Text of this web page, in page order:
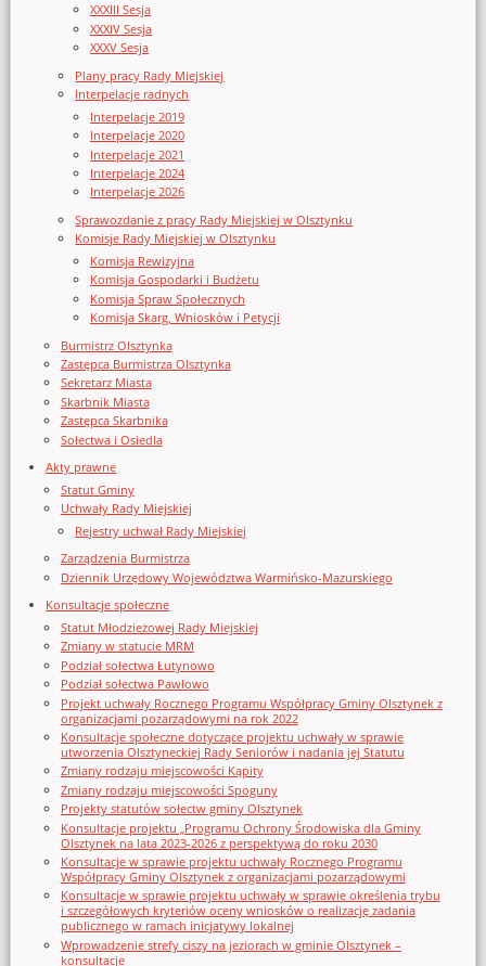
XXXIII Sesja
XXXIV Sesja
XXXV Sesja
Plany pracy Rady Miejskiej
Interpelacje radnych
Interpelacje 2019
Interpelacje 2020
Interpelacje 2021
Interpelacje 2024
Interpelacje 2026
Sprawozdanie z pracy Rady Miejskiej w Olsztynku
Komisje Rady Miejskiej w Olsztynku
Komisja Rewizyjna
Komisja Gospodarki i Budżetu
Komisja Spraw Społecznych
Komisja Skarg, Wniosków i Petycji
Burmistrz Olsztynka
Zastępca Burmistrza Olsztynka
Sekretarz Miasta
Skarbnik Miasta
Zastępca Skarbnika
Sołectwa i Osiedla
Akty prawne
Statut Gminy
Uchwały Rady Miejskiej
Rejestry uchwał Rady Miejskiej
Zarządzenia Burmistrza
Dziennik Urzędowy Województwa Warmińsko-Mazurskiego
Konsultacje społeczne
Statut Młodzieżowej Rady Miejskiej
Zmiany w statucie MRM
Podział sołectwa Łutynowo
Podział sołectwa Pawłowo
Projekt uchwały Rocznego Programu Współpracy Gminy Olsztynek z
organizacjami pozarządowymi na rok 2022
Konsultacje społeczne dotyczące projektu uchwały w sprawie
utworzenia Olsztyneckiej Rady Seniorów i nadania jej Statutu
Zmiany rodzaju miejscowości Kąpity
Zmiany rodzaju miejscowości Spoguny
Projekty statutów sołectw gminy Olsztynek
Konsultacje projektu „Programu Ochrony Środowiska dla Gminy
Olsztynek na lata 2023-2026 z perspektywą do roku 2030
Konsultacje w sprawie projektu uchwały Rocznego Programu
Współpracy Gminy Olsztynek z organizacjami pozarządowymi
Konsultacje w sprawie projektu uchwały w sprawie określenia trybu
i szczegółowych kryteriów oceny wniosków o realizację zadania
publicznego w ramach inicjatywy lokalnej
Wprowadzenie strefy ciszy na jeziorach w gminie Olsztynek –
konsultacje